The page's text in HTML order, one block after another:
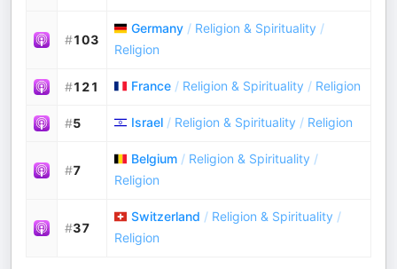
#103
Germany / Religion & Spirituality /
Religion
#121 France / Religion & Spirituality / Religion
#5 Israel / Religion & Spirituality / Religion
#7
Belgium / Religion & Spirituality /
Religion
#37
Switzerland / Religion & Spirituality /
Religion